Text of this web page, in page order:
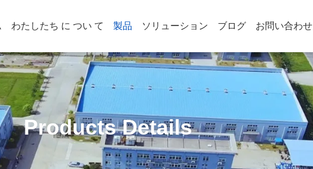
わたしたち に つい て 製品 ソリューション ブログ お問い合わせ
Products Details